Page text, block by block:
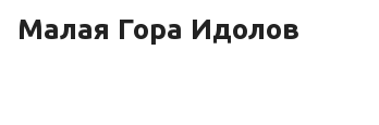
Малая Гора Идолов